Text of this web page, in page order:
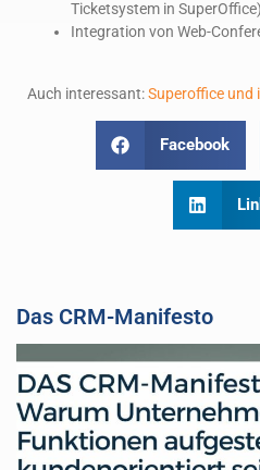
Ticketsystem in
Integration von Web-
Auch interessant:Superoffice und
Facebook
Das CRM-Manifesto